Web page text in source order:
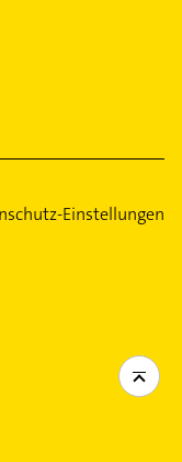
Einstellungen